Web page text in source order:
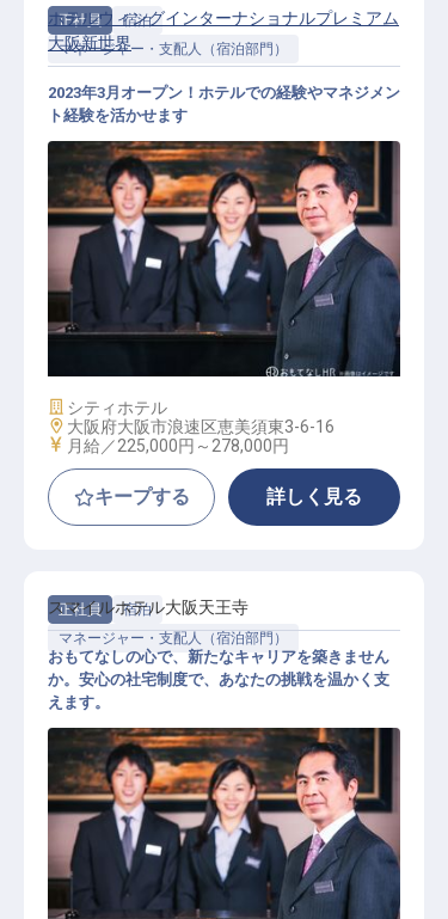
正社員
宿泊
マネージャー・支配人（宿泊部門）
宿泊部門マネージャー
ホテルウィングインターナショナルプレミアム
大阪新世界
2023年3月オープン！ホテルでの経験やマネジメン
ト経験を活かせます
施設業態
シティホテル
勤務地
大阪府大阪市浪速区恵美須東3-6-16
給与
月給／225,000円～ 278,000円
キープする 詳しく見る
正社員
宿泊
マネージャー・支配人（宿泊部門）
ホテル副支配人・マネージャー候補
スマイルホテル大阪天王寺
おもてなしの心で、新たなキャリアを築きません
か。安心の社宅制度で、あなたの挑戦を温かく支
えます。